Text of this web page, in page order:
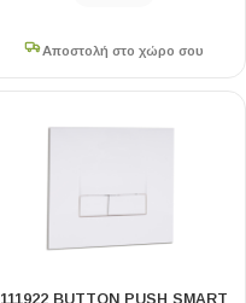
Αποστολή στο χώρο σου
111922 BUTTON PUSH SMART